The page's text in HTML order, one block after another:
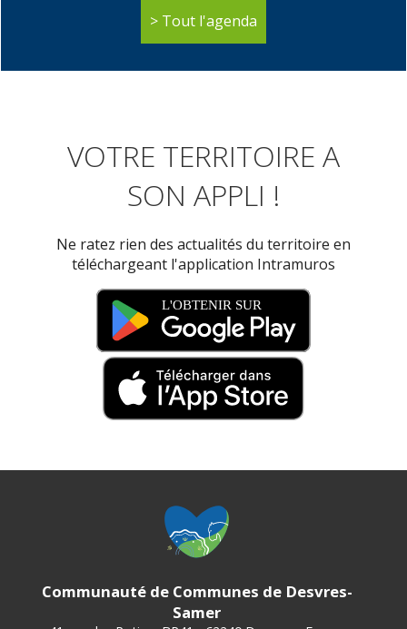
Tout l'agenda
VOTRE TERRITOIRE A
SON APPLI !
Ne ratez rien des actualités du territoire en
téléchargeant l'application Intramuros
Communauté de Communes de Desvres-
Samer